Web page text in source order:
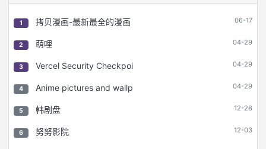
1 拷贝漫画-最新最全的漫画 06-17
2 萌哩 04-29
3 Vercel Security Checkpoi 04-29
4 Anime pictures and wallp 04-29
5 韩剧盘 12-28
6 努努影院 12-03